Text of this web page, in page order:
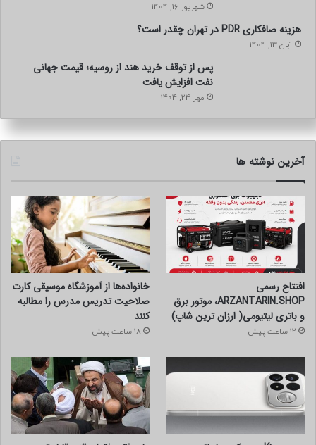
شهریور 16, 1404
هزینه صافکاری PDR در تهران چقدر است؟
آبان 13, 1404
پس از توقف خرید هند از روسیه؛ قیمت جهانی
نفت افزایش یافت
مهر 24, 1404
آخرین نوشته ها
افتتاح رسمی
ARZANTARIN.SHOP، موتور برق
و باتری لیتیومی( ارزان ترین شاپ)
12 ساعت پیش
خانواده‌ها از آموزشگاه موسیقی کارت
صلاحیت تدریس مدرس را مطالبه
کنند
18 ساعت پیش